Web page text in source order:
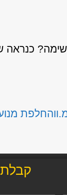
כנראה
החלפת מנוע